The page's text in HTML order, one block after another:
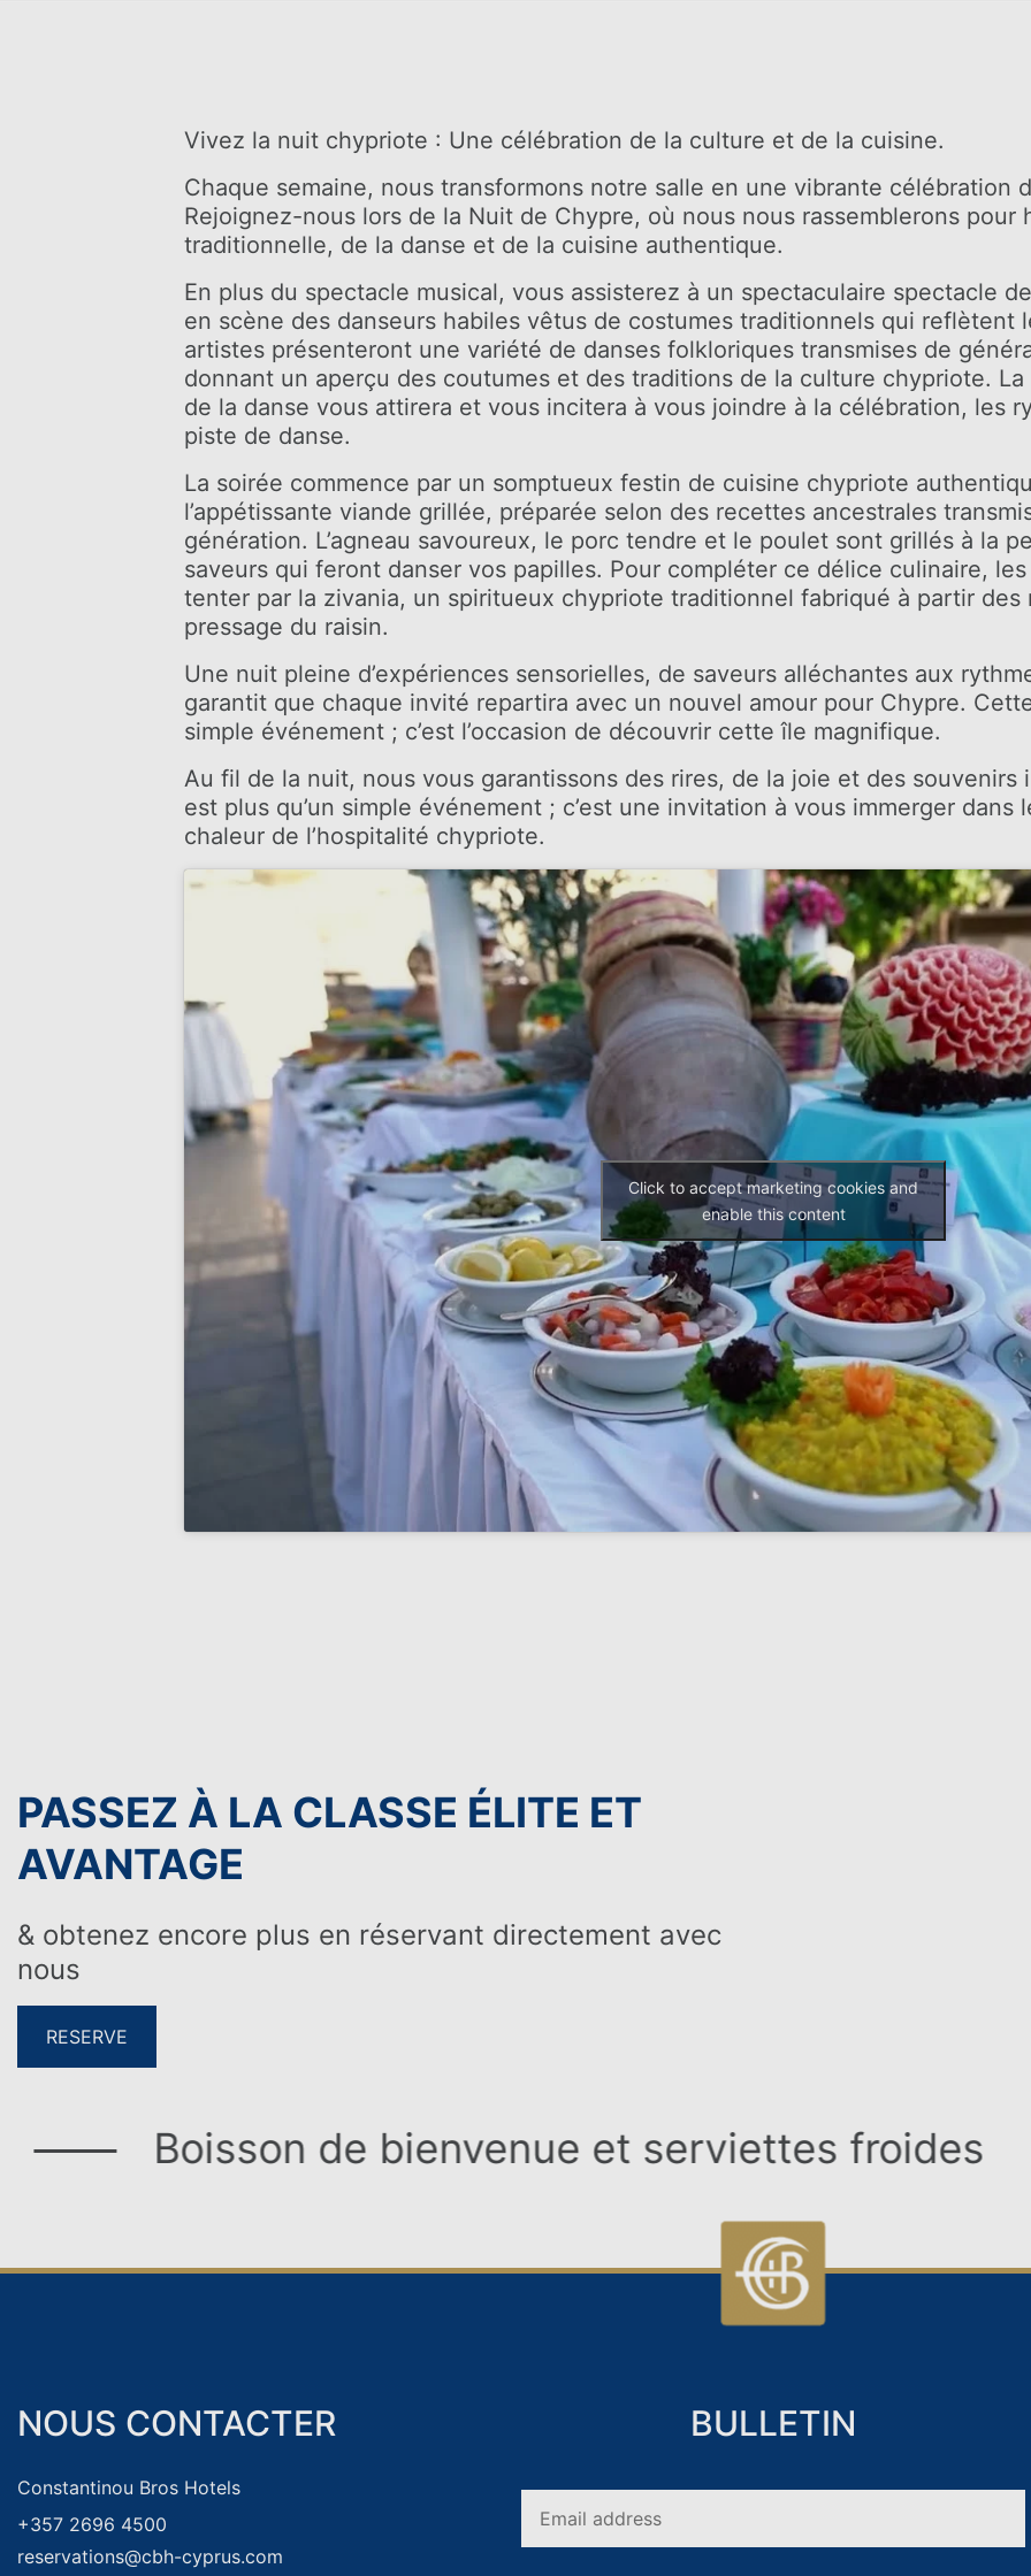
SPA ELIXIR
CLUB DE FIDÉLITÉ DES INVITÉS
Vivez la nuit chypriote : Une célébration de la culture et de la cuisine.
Chaque semaine, nous transformons notre salle en une vibrante célébration
Rejoignez-nous lors de la Nuit de Chypre, où nous nous rassemblerons pour
traditionnelle, de la danse et de la cuisine authentique.
En plus du spectacle musical, vous assisterez à un spectaculaire spectacle
en scène des danseurs habiles vêtus de costumes traditionnels qui reflètent
artistes présenteront une variété de danses folkloriques transmises de
donnant un aperçu des coutumes et des traditions de la culture chypriote.
de la danse vous attirera et vous incitera à vous joindre à la célébration, les
piste de danse.
La soirée commence par un somptueux festin de cuisine chypriote
l’appétissante viande grillée, préparée selon des recettes ancestrales
génération. L’agneau savoureux, le porc tendre et le poulet sont grillés à la
saveurs qui feront danser vos papilles. Pour compléter ce délice culinaire,
tenter par la zivania, un spiritueux chypriote traditionnel fabriqué à partir des
pressage du raisin.
Une nuit pleine d’expériences sensorielles, de saveurs alléchantes aux
garantit que chaque invité repartira avec un nouvel amour pour Chypre.
simple événement ; c’est l’occasion de découvrir cette île magnifique.
Au fil de la nuit, nous vous garantissons des rires, de la joie et des
est plus qu’un simple événement ; c’est une invitation à vous immerger
chaleur de l’hospitalité chypriote.
Click to accept marketing cookies and
enable this content
PASSEZ À LA CLASSE ÉLITE ET
AVANTAGE
& obtenez encore plus en réservant directement avec
nous
RESERVE
de bienvenue et serviettes froides Petit
NOUS CONTACTER
Constantinou Bros Hotels
+357 2696 4500
reservations@cbh-cyprus.com
BULLETIN